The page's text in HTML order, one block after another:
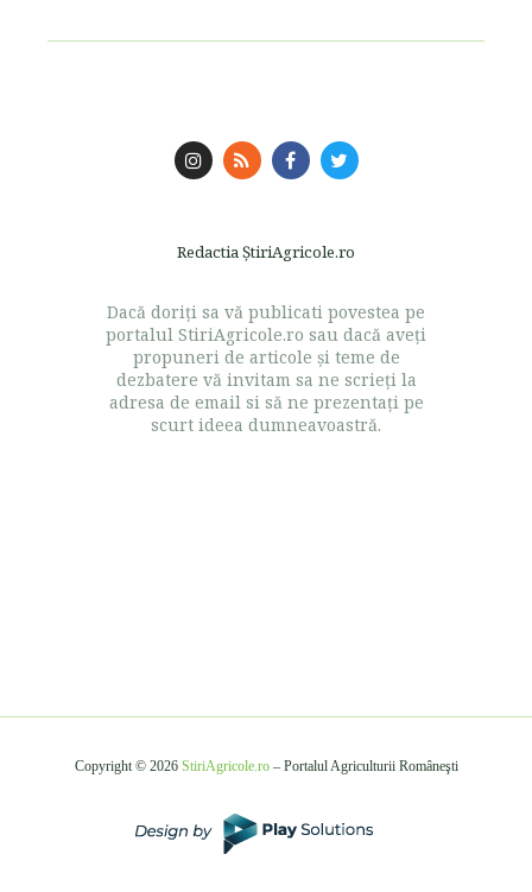
Redactia ŞtiriAgricole.ro
Dacă doriţi sa vă publicati povestea pe
portalul StiriAgricole.ro sau dacă aveţi
propuneri de articole şi teme de
dezbatere vă invitam sa ne scrieţi la
adresa de email si să ne prezentaţi pe
scurt ideea dumneavoastră.
Copyright © 2026 StiriAgricole.ro– Portalul Agriculturii Româneşti